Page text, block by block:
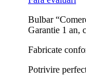
Bulbar
Garantie 1 an,
Fabricate
Potrivire